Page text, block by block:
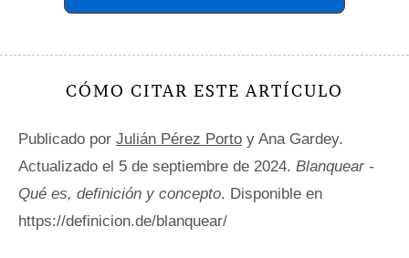
CÓMO CITAR ESTE ARTÍCULO
Publicado por Julián Pérez Porto y Ana Gardey.
Actualizado el 5 de septiembre de 2024. Blanquear -
Qué es, definición y concepto. Disponible en
https://definicion.de/blanquear/